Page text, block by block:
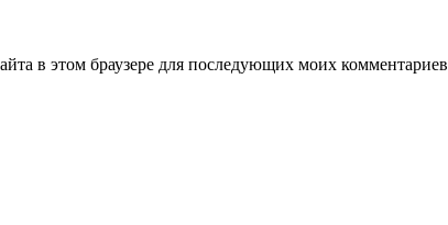
в этом браузере для последующих моих комментариев